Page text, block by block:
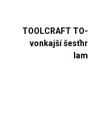
TOOLCRAFT
vonkajší